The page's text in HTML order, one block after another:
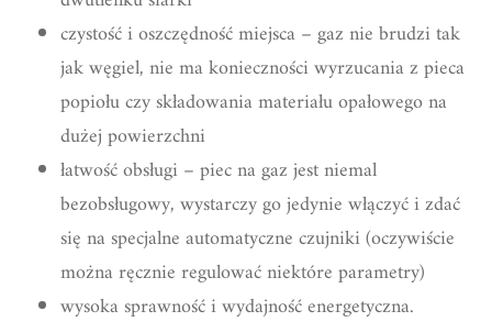
czystość i oszczędność miejsca – gaz nie brudzi tak
jak węgiel, nie ma konieczności wyrzucania z pieca
popiołu czy składowania materiału opałowego na
dużej powierzchni
łatwość obsługi – piec na gaz jest niemal
bezobsługowy, wystarczy go jedynie włączyć i zdać
się na specjalne automatyczne czujniki (oczywiście
można ręcznie regulować niektóre parametry)
wysoka sprawność i wydajność energetyczna.